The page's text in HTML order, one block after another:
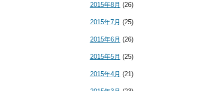
2015年8月 (26)
2015年7月 (25)
2015年6月 (26)
2015年5月 (25)
2015年4月 (21)